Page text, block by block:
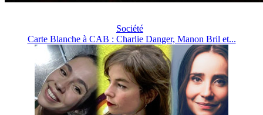
Société
Carte Blanche à CAB : Charlie Danger, Manon Bril et...